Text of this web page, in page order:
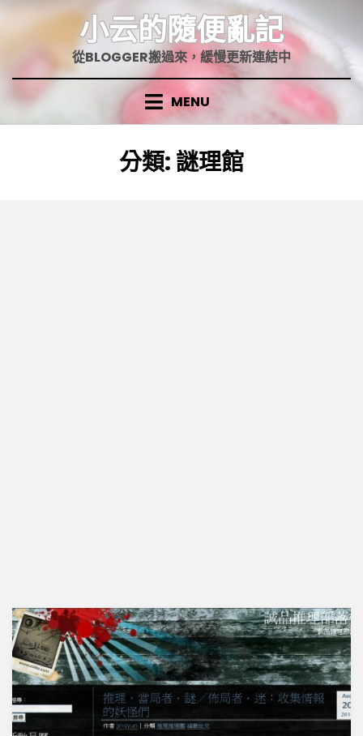
小云的隨便亂記
從BLOGGER搬過來，緩慢更新連結中
MENU
分類: 謎理館